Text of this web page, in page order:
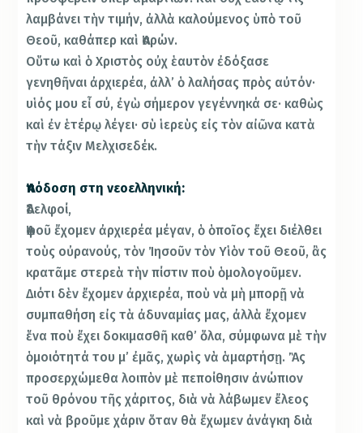
λαμβάνει τὴν τιμήν, ἀλλὰ καλούμενος ὑπὸ τοῦ
Θεοῦ, καθάπερ καὶ Ἀαρών.
Οὕτω καὶ ὁ Χριστὸς οὐχ ἑαυτὸν ἐδόξασε
γενηθῆναι ἀρχιερέα, ἀλλ’ ὁ λαλήσας πρὸς αὐτόν·
υἱός μου εἶ σύ, ἐγὼ σήμερον γεγέννηκά σε· καθὼς
καὶ ἐν ἑτέρῳ λέγει· σὺ ἱερεὺς εἰς τὸν αἰῶνα κατὰ
τὴν τάξιν Μελχισεδέκ.
Ἀπόδοση στη νεοελληνική:
Ἀδελφοί,
Ἀφοῦ ἔχομεν ἀρχιερέα μέγαν, ὁ ὁποῖος ἔχει διέλθει
τοὺς οὐρανούς, τὸν Ἰησοῦν τὸν Υἱὸν τοῦ Θεοῦ, ἂς
κρατᾶμε στερεὰ τὴν πίστιν ποὺ ὁμολογοῦμεν.
Διότι δὲν ἔχομεν ἀρχιερέα, ποὺ νὰ μὴ μπορῇ νὰ
συμπαθήση εἰς τὰ ἀδυναμίας μας, ἀλλὰ ἔχομεν
ἕνα ποὺ ἔχει δοκιμασθῆ καθ’ ὅλα, σύμφωνα μὲ τὴν
ὁμοιότητά του μ’ ἐμᾶς, χωρὶς νὰ ἁμαρτήσῃ. Ἂς
προσερχώμεθα λοιπὸν μὲ πεποίθησιν ἀνώπιον
τοῦ θρόνου τῆς χάριτος, διὰ νὰ λάβωμεν ἔλεος
καὶ νὰ βροῦμε χάριν ὅταν θὰ ἔχωμεν ἀνάγκη διὰ